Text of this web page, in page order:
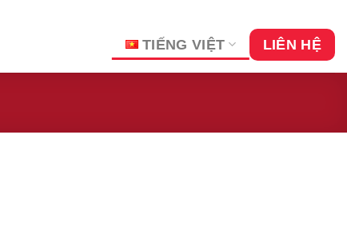
TIẾNG VIỆT LIÊN HỆ